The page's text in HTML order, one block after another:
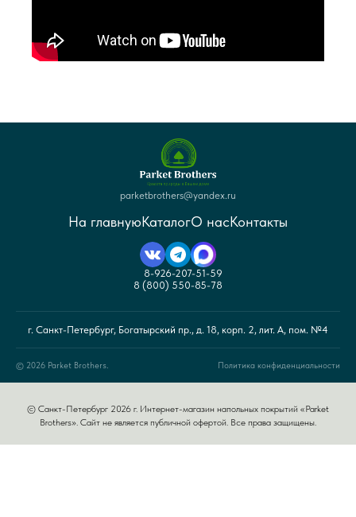
parketbrothers@yandex.ru
На главнуюКаталогО насКонтакты
8-926-207-51-59
8 (800) 550-85-78
г. Санкт-Петербург, Богатырский пр., д. 18, корп. 2, лит. А, пом. №4
© 2026 Parket Brothers. Политика конфиденциальности
© Санкт-Петербург 2026 г. Интернет-магазин напольных покрытий «Parket
Brothers». Сайт не является публичной офертой. Все права защищены.